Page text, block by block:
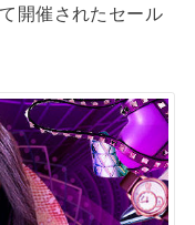
開催されたセール